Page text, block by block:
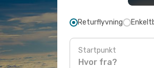
Returflyvning
Startpunkt